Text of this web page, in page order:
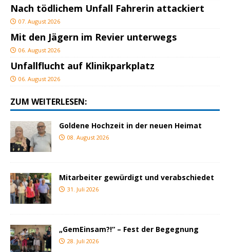
Nach tödlichem Unfall Fahrerin attackiert
07. August 2026
Mit den Jägern im Revier unterwegs
06. August 2026
Unfallflucht auf Klinikparkplatz
06. August 2026
ZUM WEITERLESEN:
Goldene Hochzeit in der neuen Heimat
08. August 2026
Mitarbeiter gewürdigt und verabschiedet
31. Juli 2026
„GemEinsam?!“ – Fest der Begegnung
28. Juli 2026